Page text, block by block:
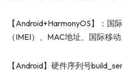
【Android+HarmonyOS】：国
（IMEI）、MAC地址、国际移
【Android】硬件序列号